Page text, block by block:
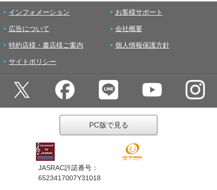
インフォメーション お客様サポート
広告について 会社概要
特約店様・書店様ご案内 個人情報保護方針
サイトポリシー
PC版で見る
JASRAC許諾番号：
6523417007Y31018